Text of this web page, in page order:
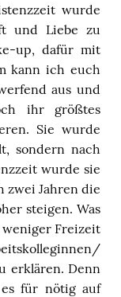
wurde
und Liebe zu
up, dafür mit
kann ich euch
aus und
ihr größtes
Sie wurde
sondern nach
wurde sie
zwei Jahren die
steigen. Was
Freizeit
erklären. Denn
für nötig auf